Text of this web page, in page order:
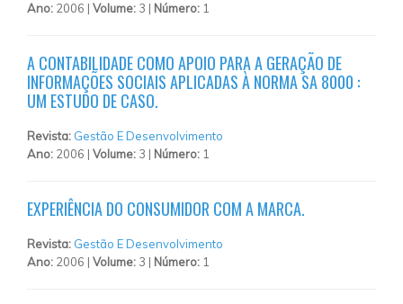
Ano: 2006 | Volume: 3 | Número: 1
A CONTABILIDADE COMO APOIO PARA A GERAÇÃO DE
INFORMAÇÕES SOCIAIS APLICADAS À NORMA SA 8000 :
UM ESTUDO DE CASO.
Revista: Gestão E Desenvolvimento
Ano: 2006 | Volume: 3 | Número: 1
EXPERIÊNCIA DO CONSUMIDOR COM A MARCA.
Revista: Gestão E Desenvolvimento
Ano: 2006 | Volume: 3 | Número: 1